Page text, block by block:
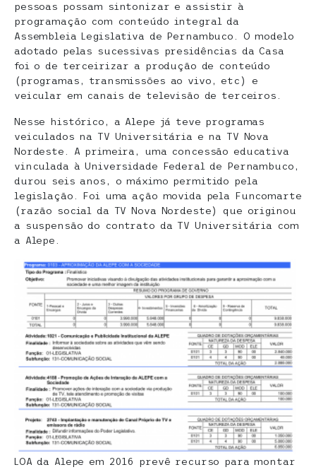
pessoas possam sintonizar e assistir à
programação com conteúdo integral da
Assembleia Legislativa de Pernambuco. O modelo
adotado pelas sucessivas presidências da Casa
foi o de terceirizar a produção de conteúdo
(programas, transmissões ao vivo, etc) e
veicular em canais de televisão de terceiros.
Nesse histórico, a Alepe já teve programas
veiculados na TV Universitária e na TV Nova
Nordeste. A primeira, uma concessão educativa
vinculada à Universidade Federal de Pernambuco,
durou seis anos, o máximo permitido pela
legislação. Foi uma ação movida pela Funcomarte
(razão social da TV Nova Nordeste) que originou
a suspensão do contrato da TV Universitária com
a Alepe.
LOA da Alepe em 2016 prevê recurso para montar